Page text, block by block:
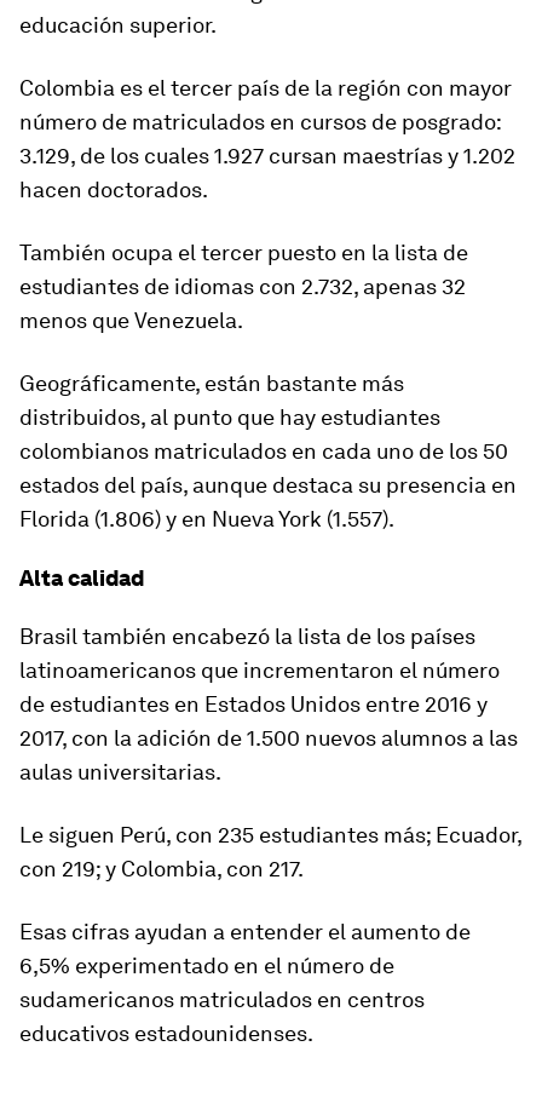
educación superior.
Colombia es el tercer país de la región con mayor
número de matriculados en cursos de posgrado:
3.129, de los cuales 1.927 cursan maestrías y 1.202
hacen doctorados.
También ocupa el tercer puesto en la lista de
estudiantes de idiomas con 2.732, apenas 32
menos que Venezuela.
Geográficamente, están bastante más
distribuidos, al punto que hay estudiantes
colombianos matriculados en cada uno de los 50
estados del país, aunque destaca su presencia en
Florida (1.806) y en Nueva York (1.557).
Alta calidad
Brasil también encabezó la lista de los países
latinoamericanos que incrementaron el número
de estudiantes en Estados Unidos entre 2016 y
2017, con la adición de 1.500 nuevos alumnos a las
aulas universitarias.
Le siguen Perú, con 235 estudiantes más; Ecuador,
con 219; y Colombia, con 217.
Esas cifras ayudan a entender el aumento de
6,5% experimentado en el número de
sudamericanos matriculados en centros
educativos estadounidenses.